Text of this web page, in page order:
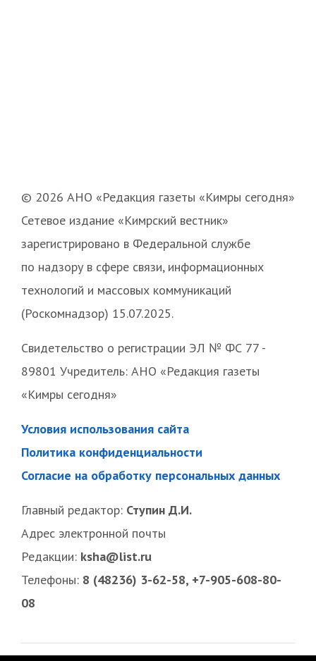
© 2026 АНО «Редакция газеты «Кимры сегодня»
Сетевое издание «Кимрский вестник»
зарегистрировано в Федеральной службе
по надзору в сфере связи, информационных
технологий и массовых коммуникаций
(Роскомнадзор) 15.07.2025.
Свидетельство о регистрации ЭЛ № ФС 77 -
89801 Учредитель: АНО «Редакция газеты
«Кимры сегодня»
Условия использования сайта
Политика конфиденциальности
Согласие на обработку персональных данных
Главный редактор: Ступин Д.И.
Адрес электронной почты
Редакции: ksha@list.ru
Телефоны: 8 (48236) 3-62-58, +7-905-608-80-
08